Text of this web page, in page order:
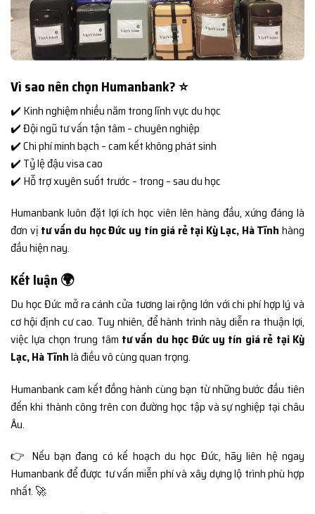
Vì sao nên chọn Humanbank? ⭐
✔️ Kinh nghiệm nhiều năm trong lĩnh vực du học
✔️ Đội ngũ tư vấn tận tâm – chuyên nghiệp
✔️ Chi phí minh bạch – cam kết không phát sinh
✔️ Tỷ lệ đậu visa cao
✔️ Hỗ trợ xuyên suốt trước – trong – sau du học
Humanbank luôn đặt lợi ích học viên lên hàng đầu, xứng đáng là
đơn vị tư vấn du học Đức uy tín giá rẻ tại Kỳ Lạc, Hà Tĩnh hàng
đầu hiện nay.
Kết luận 🌍
Du học Đức mở ra cánh cửa tương lai rộng lớn với chi phí hợp lý và
cơ hội định cư cao. Tuy nhiên, để hành trình này diễn ra thuận lợi,
việc lựa chọn trung tâm tư vấn du học Đức uy tín giá rẻ tại Kỳ
Lạc, Hà Tĩnhlà điều vô cùng quan trọng.
Humanbank cam kết đồng hành cùng bạn từ những bước đầu tiên
đến khi thành công trên con đường học tập và sự nghiệp tại châu
Âu.
👉 Nếu bạn đang có kế hoạch du học Đức, hãy liên hệ ngay
Humanbank để được tư vấn miễn phí và xây dựng lộ trình phù hợp
nhất. 🚀